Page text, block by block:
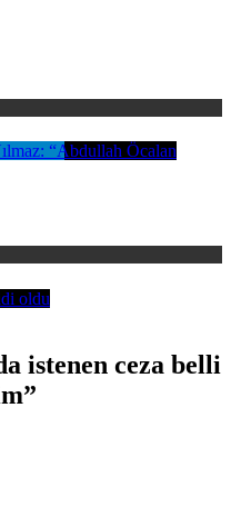
“Abdullah Öcalan
oldu
istenen ceza belli